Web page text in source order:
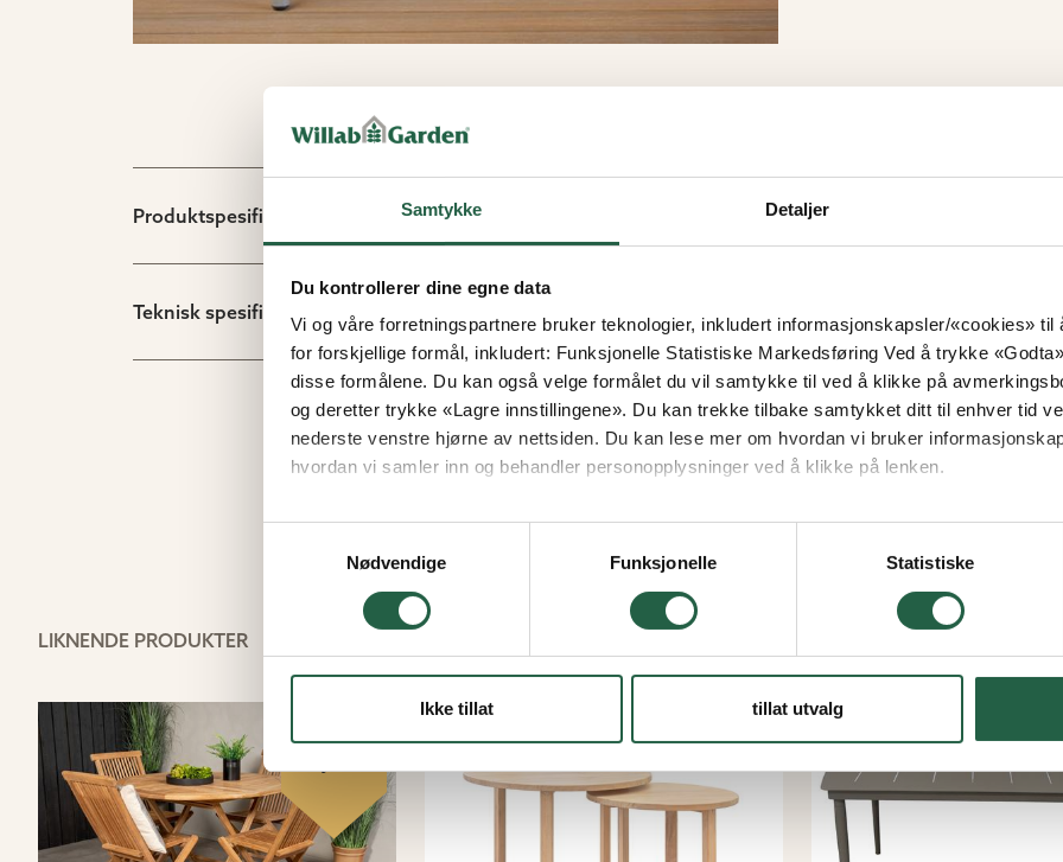
Samtykke Detaljer
Du kontrollerer dine egne data
Vi og våre forretningspartnere bruker teknologier, inkludert informasjonskapsler/«cookies» til
for forskjellige formål, inkludert: Funksjonelle Statistiske Markedsføring Ved å trykke
disse formålene. Du kan også velge formålet du vil samtykke til ved å klikke på
og deretter trykke «Lagre innstillingene». Du kan trekke tilbake samtykket ditt til enhver tid
nederste venstre hjørne av nettsiden. Du kan lese mer om hvordan vi bruker
hvordan vi samler inn og behandler personopplysninger ved å klikke på lenken.
Finn ut mer om hvordan Google behandler personopplysninger
Nødvendige
Funksjonelle Statistiske
Ikke tillat tillat utvalg
Produktspesifikasjon
Teknisk spesifikasjon
LIKNENDE PRODUKTER